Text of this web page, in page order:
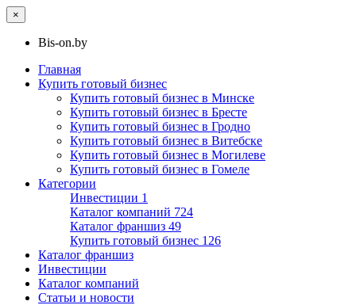
×
Bis-on.by
Главная
Купить готовый бизнес
Купить готовый бизнес в Минске
Купить готовый бизнес в Бресте
Купить готовый бизнес в Гродно
Купить готовый бизнес в Витебске
Купить готовый бизнес в Могилеве
Купить готовый бизнес в Гомеле
Категории
Инвестиции 1
Каталог компаний 724
Каталог франшиз 49
Купить готовый бизнес 126
Каталог франшиз
Инвестиции
Каталог компаний
Статьи и новости